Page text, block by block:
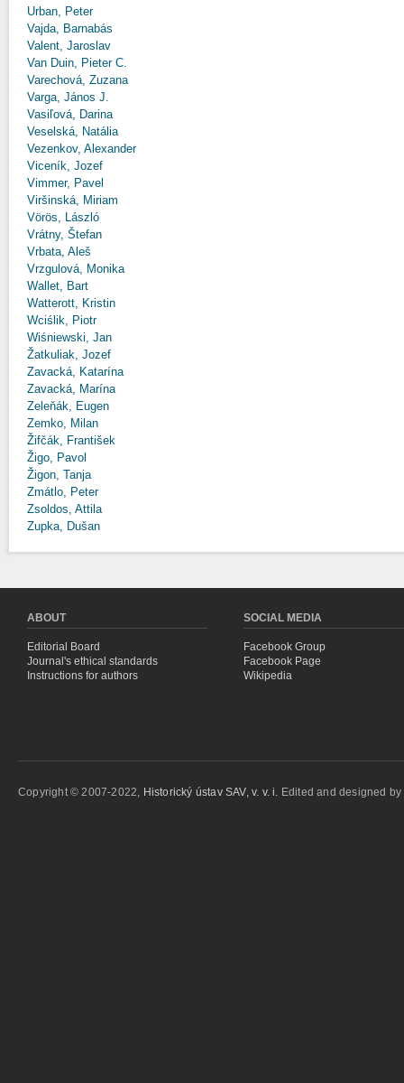
Urban, Peter
Vajda, Barnabás
Valent, Jaroslav
Van Duin, Pieter C.
Varechová, Zuzana
Varga, János J.
Vasiľová, Darina
Veselská, Natália
Vezenkov, Alexander
Viceník, Jozef
Vimmer, Pavel
Viršinská, Miriam
Vörös, László
Vrátny, Štefan
Vrbata, Aleš
Vrzgulová, Monika
Wallet, Bart
Watterott, Kristin
Wciślik, Piotr
Wiśniewski, Jan
Žatkuliak, Jozef
Zavacká, Katarína
Zavacká, Marína
Zeleňák, Eugen
Zemko, Milan
Žifčák, František
Žigo, Pavol
Žigon, Tanja
Zmátlo, Peter
Zsoldos, Attila
Zupka, Dušan
ABOUT
Editorial Board
Journal's ethical standards
Instructions for authors
SOCIAL MEDIA
Facebook Group
Facebook Page
Wikipedia
Copyright © 2007-2022, Historický ústav SAV, v. v. i. Edited and designed by